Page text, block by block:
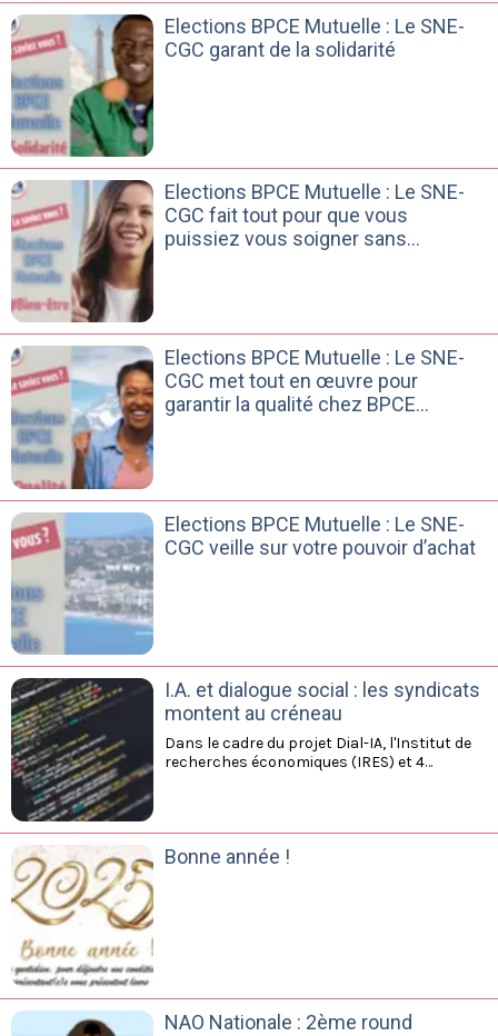
Elections BPCE Mutuelle : Le SNE-
CGC garant de la solidarité
Elections BPCE Mutuelle : Le SNE-
CGC fait tout pour que vous
puissiez vous soigner sans
Elections BPCE Mutuelle : Le SNE-
CGC met tout en œuvre pour
garantir la qualité chez BPCE
Elections BPCE Mutuelle : Le SNE-
CGC veille sur votre pouvoir d’achat
I.A. et dialogue social : les syndicats
montent au créneau
Dans le cadre du projet Dial-IA, l'Institut de
recherches économiques (IRES) et 4
du doialogue social aux enjeux de
l'intelligence artificielle au travail.
Bonne année !
NAO Nationale : 2ème round